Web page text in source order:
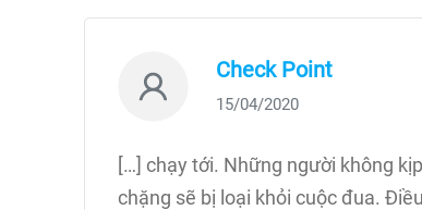
Check Point
15/04/2020
[…] chạy tới. Những người không
chặng sẽ bị loại khỏi cuộc đua.